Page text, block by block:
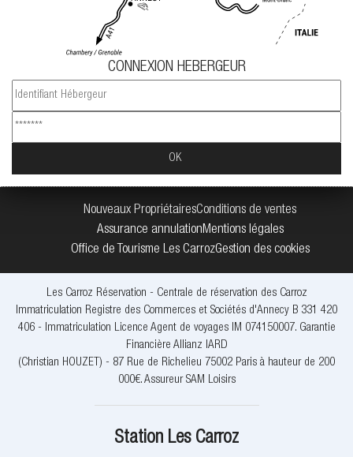
CONNEXION HEBERGEUR
Nouveaux PropriétairesConditions de ventes
Assurance annulationMentions légales
Office de Tourisme Les CarrozGestion des cookies
Les Carroz Réservation - Centrale de réservation des Carroz
Immatriculation Registre des Commerces et Sociétés d'Annecy B 331 420
406 - Immatriculation Licence Agent de voyages IM 074150007. Garantie
Financière Allianz IARD
(Christian HOUZET) - 87 Rue de Richelieu 75002 Paris à hauteur de 200
000€. Assureur SAM Loisirs
Station Les Carroz